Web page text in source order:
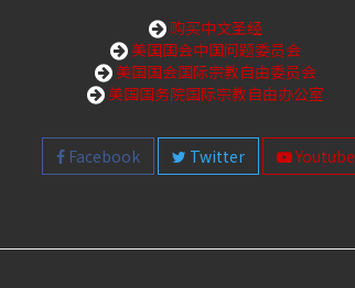
购买中文圣经
美国国会中国问题委员会
美国国会国际宗教自由委员会
美国国务院国际宗教自由办公室
Facebook Twitter Youtube